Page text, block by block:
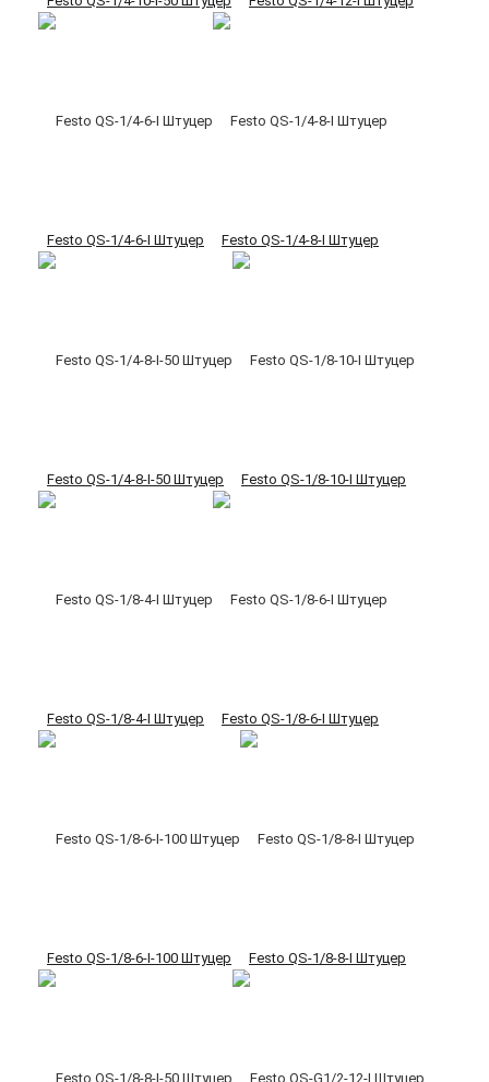
Festo QS-1/4-6-I Штуцер Festo QS-1/4-8-I Штуцер
Festo QS-1/4-8-I-50 Штуцер Festo QS-1/8-10-I Штуцер
Festo QS-1/8-4-I Штуцер Festo QS-1/8-6-I Штуцер
Festo QS-1/8-6-I-100 Штуцер Festo QS-1/8-8-I Штуцер